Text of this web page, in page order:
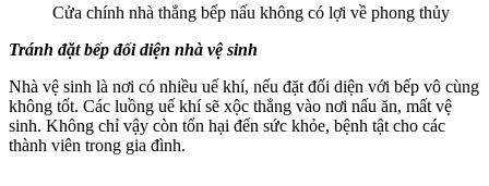
Cửa chính nhà thẳng bếp nấu không có lợi về phong thủy
Tránh đặt bếp đối diện nhà vệ sinh
Nhà vệ sinh là nơi có nhiều uế khí, nếu đặt đối diện với bếp vô cùng
không tốt. Các luồng uế khí sẽ xộc thẳng vào nơi nấu ăn, mất vệ
sinh. Không chỉ vậy còn tổn hại đến sức khỏe, bệnh tật cho các
thành viên trong gia đình.